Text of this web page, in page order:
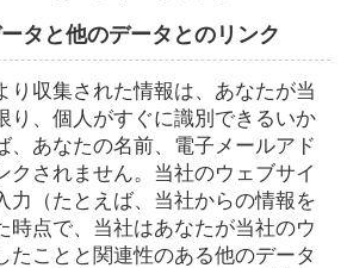
タと他のデータとのリンク
り収集された情報は、あなたが当
り、個人がすぐに識別できるいか
、あなたの名前、電子メールアド
クされません。当社のウェブサイ
力（たとえば、当社からの情報を
時点で、当社はあなたが当社のウ
たことと関連性のある他のデータ